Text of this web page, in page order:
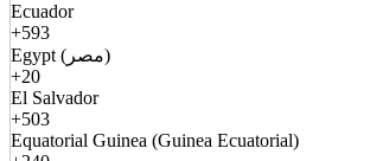
Ecuador
+593
Egypt (مصر)
+20
El Salvador
+503
Equatorial Guinea (Guinea Ecuatorial)